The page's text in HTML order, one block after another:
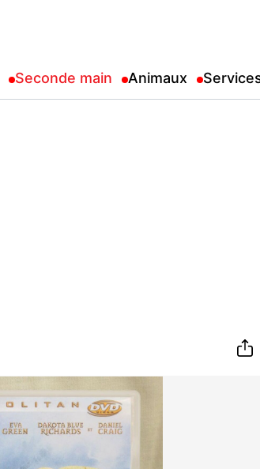
Seconde main Animaux